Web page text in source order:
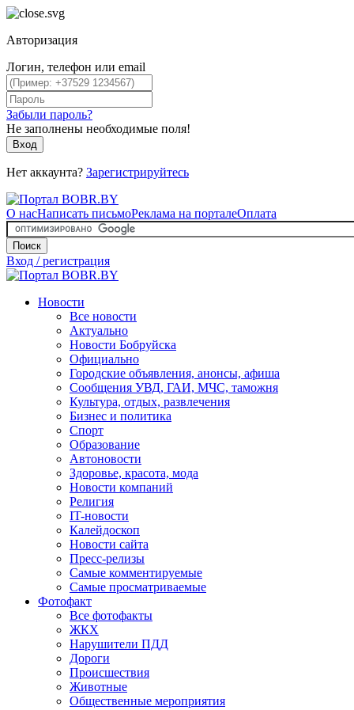
Авторизация
Логин, телефон или email
Забыли пароль?
Не заполнены необходимые поля!
Вход
Нет аккаунта? Зарегистрируйтесь
О насНаписать письмоРеклама на порталеОплата
Поиск
Вход / регистрация
Новости
Все новости
Актуально
Новости Бобруйска
Официально
Городские объявления, анонсы, афиша
Сообщения УВД, ГАИ, МЧС, таможня
Культура, отдых, развлечения
Бизнес и политика
Спорт
Образование
Автоновости
Здоровье, красота, мода
Новости компаний
Религия
IT-новости
Калейдоскоп
Новости сайта
Пресс-релизы
Самые комментируемые
Самые просматриваемые
Фотофакт
Все фотофакты
ЖКХ
Нарушители ПДД
Дороги
Происшествия
Животные
Общественные мероприятия